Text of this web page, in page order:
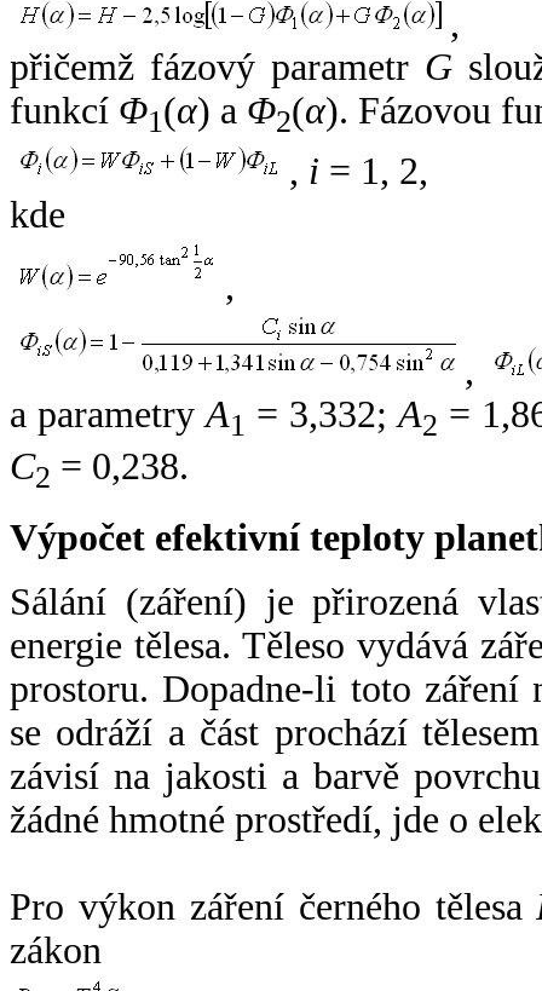
,
přičemž fázový parametr G
funkcí Φ1(α) a Φ2(α). Fázovou
, i = 1, 2,
kde
,
,
a parametryA1 = 3,332;A2 =
C2 = 0,238.
Výpočet efektivní teploty
Sálání (záření) je přirozená
energie tělesa. Těleso vydává
prostoru. Dopadne-li toto záření
se odráží a část prochází
závisí na jakosti a barvě
žádné hmotné prostředí, jde o
Pro výkon záření černého tělesa
zákon